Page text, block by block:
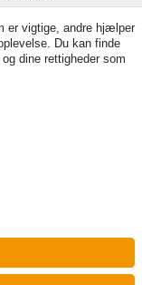
to the UK!
er vigtige, andre hjælper
Du kan finde
dine rettigheder som